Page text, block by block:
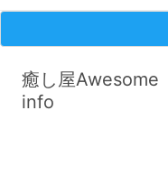
癒し屋Awesome
info